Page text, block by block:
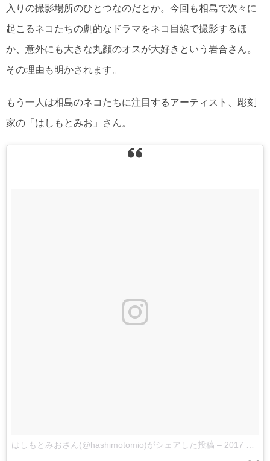
入りの撮影場所のひとつなのだとか。今回も相島で次々に
起こるネコたちの劇的なドラマをネコ目線で撮影するほ
か、意外にも大きな丸顔のオスが大好きという岩合さん。
その理由も明かされます。
もう一人は相島のネコたちに注目するアーティスト、彫刻
家の「はしもとみお」さん。
はしもとみおさん(@hashimotomio)がシェアした投稿 – 2017 10月 25 5:07午前 PDT